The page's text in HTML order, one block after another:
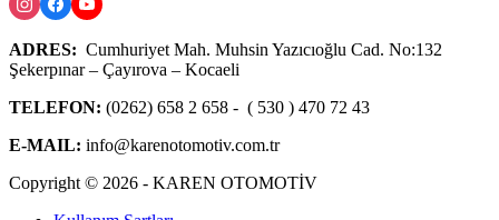
ADRES: Cumhuriyet Mah. Muhsin Yazıcıoğlu Cad. No:132
Şekerpınar – Çayırova – Kocaeli
TELEFON: (0262) 658 2 658 - ( 530 ) 470 72 43
E-MAIL: info@karenotomotiv.com.tr
Copyright © 2026 - KAREN OTOMOTİV